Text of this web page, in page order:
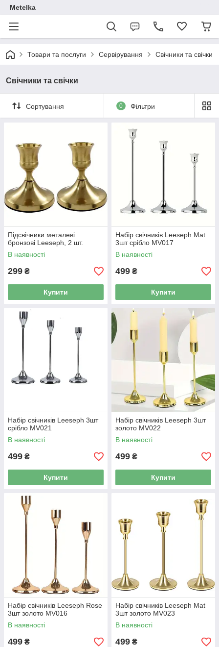
Metelka
Товари та послуги Сервірування Свічники та свічки
Свічники та свічки
Сортування 0 Фільтри
Підсвічники металеві
бронзові Leeseph, 2 шт.
В наявності
299 ₴
Купити
Набір свічників Leeseph Mat
3шт срібло MV017
В наявності
499 ₴
Купити
Набір свічників Leeseph 3шт
срібло MV021
В наявності
499 ₴
Купити
Набір свічників Leeseph 3шт
золото MV022
В наявності
499 ₴
Купити
Набір свічників Leeseph Rose
3шт золото MV016
В наявності
499 ₴
Набір свічників Leeseph Mat
3шт золото MV023
В наявності
499 ₴